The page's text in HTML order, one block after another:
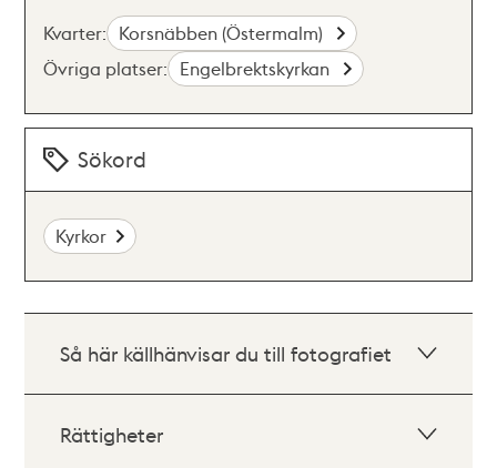
Kvarter: Korsnäbben (Östermalm)
Övriga platser: Engelbrektskyrkan
Sökord
Kyrkor
Så här källhänvisar du till fotografiet
Rättigheter